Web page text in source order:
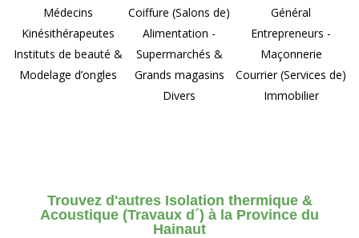
Médecins
Kinésithérapeutes
Instituts de beauté &
Modelage d’ongles
Coiffure (Salons de)
Alimentation -
Supermarchés &
Grands magasins
Divers
Général
Entrepreneurs -
Maçonnerie
Courrier (Services de)
Immobilier
Trouvez d'autres Isolation thermique &
Acoustique (Travaux d´) à la Province du
Hainaut